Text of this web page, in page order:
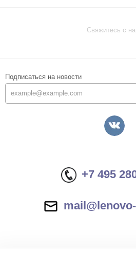
Свяжитесь с
Подписаться на новости
+7 495